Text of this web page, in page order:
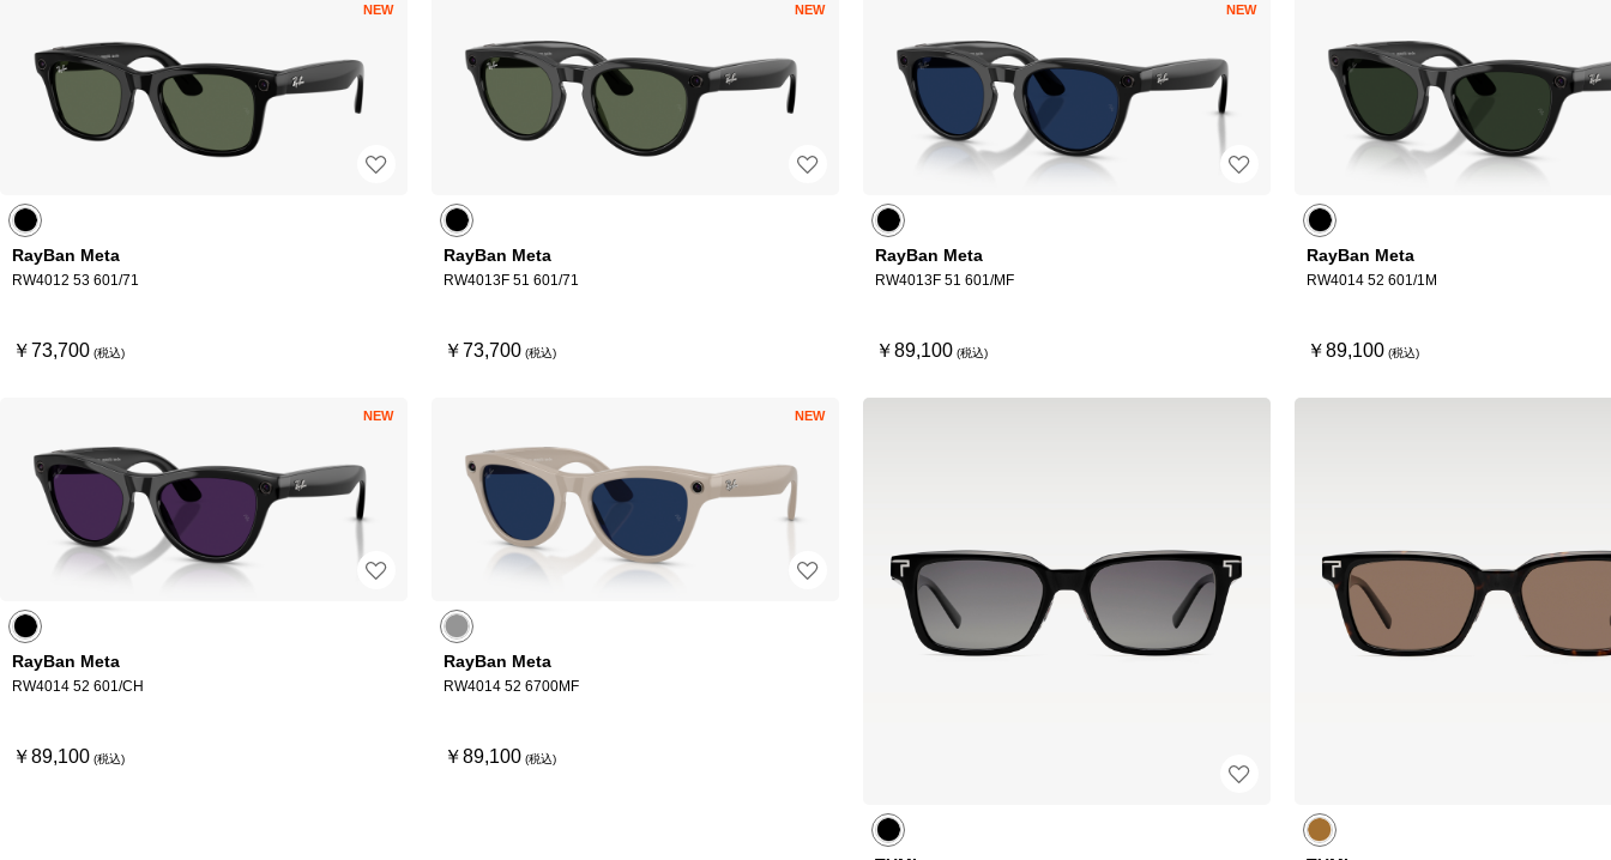
NEW
RayBan Meta
RW4012 53 601/71
￥73,700
NEW
RayBan Meta
RW4013F 51 601/71
￥73,700
NEW
RayBan Meta
RW4013F 51 601/MF
￥89,100
RayBan Meta
RW4014 52 601/1M
￥89,100
NEW
RayBan Meta
RW4014 52 601/CH
￥89,100
NEW
RayBan Meta
RW4014 52 6700MF
￥89,100